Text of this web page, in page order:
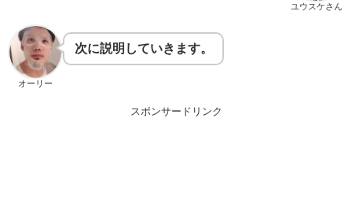
ユウスケさん
オーリー
次に説明していきます。
スポンサードリンク